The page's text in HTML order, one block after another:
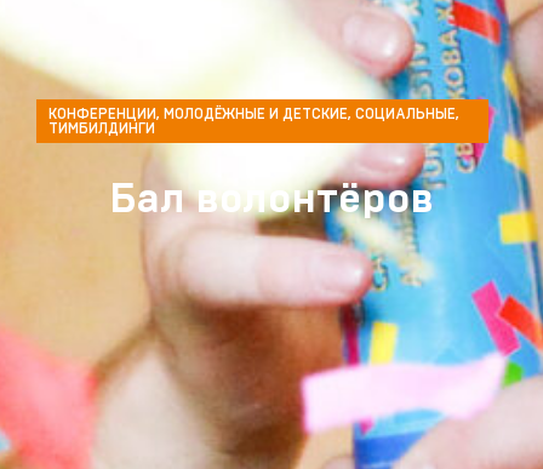
КОНФЕРЕНЦИИ, МОЛОДЁЖНЫЕ И ДЕТСКИЕ, СОЦИАЛЬНЫЕ,
ТИМБИЛДИНГИ
Бал волонтёров